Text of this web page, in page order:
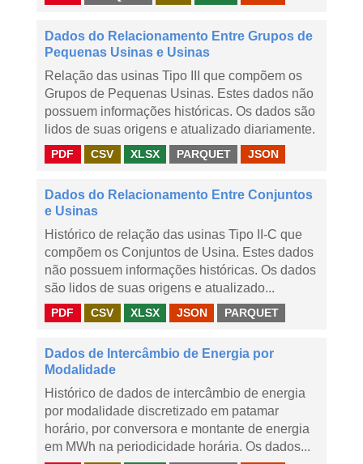
Dados do Relacionamento Entre Grupos de
Pequenas Usinas e Usinas
Relação das usinas Tipo III que compõem os
Grupos de Pequenas Usinas. Estes dados não
possuem informações históricas. Os dados são
lidos de suas origens e atualizado diariamente.
PDF CSV XLSX PARQUET JSON
Dados do Relacionamento Entre Conjuntos
e Usinas
Histórico de relação das usinas Tipo II-C que
compõem os Conjuntos de Usina. Estes dados
não possuem informações históricas. Os dados
são lidos de suas origens e atualizado...
PDF CSV XLSX JSON PARQUET
Dados de Intercâmbio de Energia por
Modalidade
Histórico de dados de intercâmbio de energia
por modalidade discretizado em patamar
horário, por conversora e montante de energia
em MWh na periodicidade horária. Os dados...